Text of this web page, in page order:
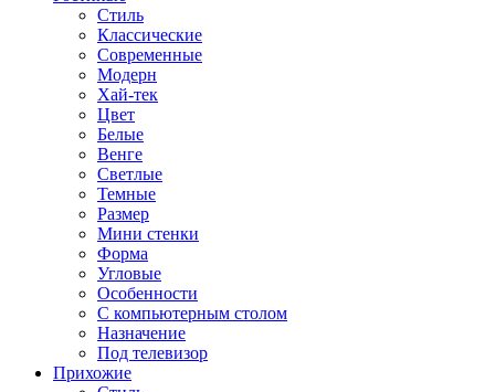
Стиль
Классические
Современные
Модерн
Хай-тек
Цвет
Белые
Венге
Светлые
Темные
Размер
Мини стенки
Форма
Угловые
Особенности
С компьютерным столом
Назначение
Под телевизор
Прихожие